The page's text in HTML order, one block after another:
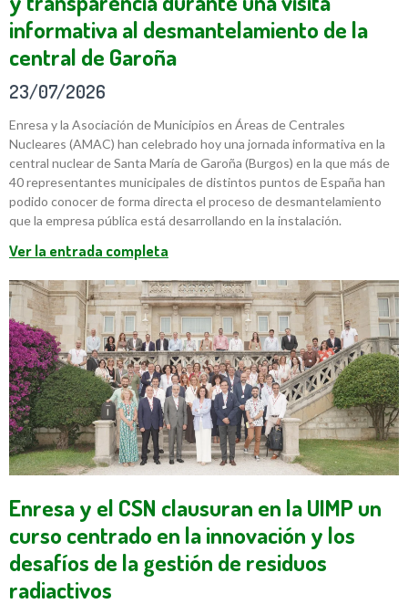
informativa al desmantelamiento de la
central de Garoña
23/07/2026
Enresa y la Asociación de Municipios en Áreas de Centrales
Nucleares (AMAC) han celebrado hoy una jornada informativa en la
central nuclear de Santa María de Garoña (Burgos) en la que más de
40 representantes municipales de distintos puntos de España han
podido conocer de forma directa el proceso de desmantelamiento
que la empresa pública está desarrollando en la instalación.
Ver la entrada completa
Enresa y el CSN clausuran en la UIMP un
curso centrado en la innovación y los
desafíos de la gestión de residuos
radiactivos